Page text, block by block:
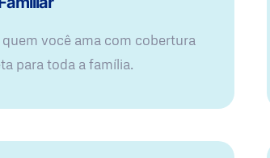
quem você ama com cobertura
para toda a família.